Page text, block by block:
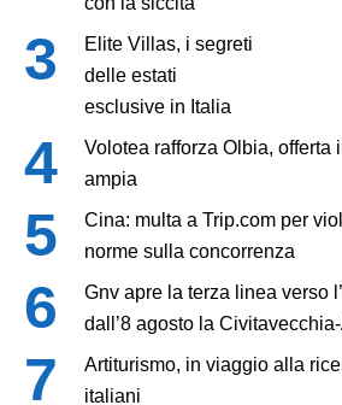
Elite Villas, i segreti
delle estati
esclusive in Italia
Volotea rafforza Olbia, offerta
ampia
Cina: multa a Trip.com per
norme sulla concorrenza
Gnv apre la terza linea verso
dall’8 agosto la
Artiturismo, in viaggio alla
italiani